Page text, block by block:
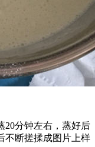
20分钟左右，蒸好后
不断搓揉成图片上样